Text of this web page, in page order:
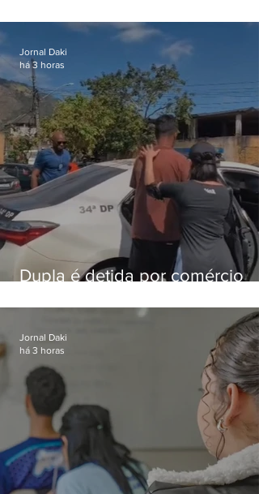
foragido
Dupla é detida por comércio
Bangu
Jornal Daki
há 3 horas
Jornal Daki
há 3 horas